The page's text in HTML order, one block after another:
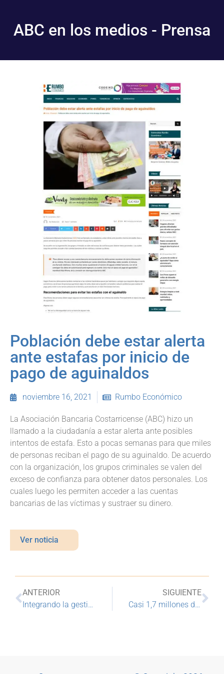
ABC en los medios - Prensa
Población debe estar alerta
ante estafas por inicio de
pago de aguinaldos
noviembre 16, 2021 Rumbo Económico
La Asociación Bancaria Costarricense (ABC) hizo un
llamado a la ciudadanía a estar alerta ante posibles
intentos de estafa. Esto a pocas semanas para que miles
de personas reciban el pago de su aguinaldo. De acuerdo
con la organización, los grupos criminales se valen del
exceso de confianza para obtener datos personales. Los
cuales luego les permiten acceder a las cuentas
bancarias de las víctimas y sustraer su dinero.
Ver noticia
ANTERIOR
Integrando la gestión de ciberseguridad a la gestión empresarial de riesgos
SIGUIENTE
Casi 1,7 millones de préstamos se beneficiaron de medidas especiales por pandemia; bancos volverán a aplicar normativa anterior